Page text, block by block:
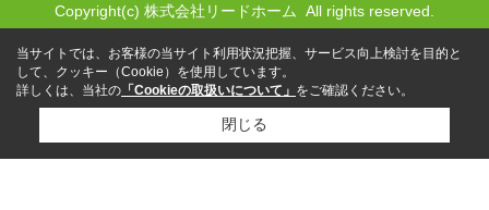
Copyright(c) 株式会社リードホーム All rights reserved.
当サイトでは、お客様の当サイト利用状況把握、サービス向上検討を目的と
して、クッキー（Cookie）を使用しています。
詳しくは、当社の 「Cookieの取扱いについて」 をご確認ください。
閉じる